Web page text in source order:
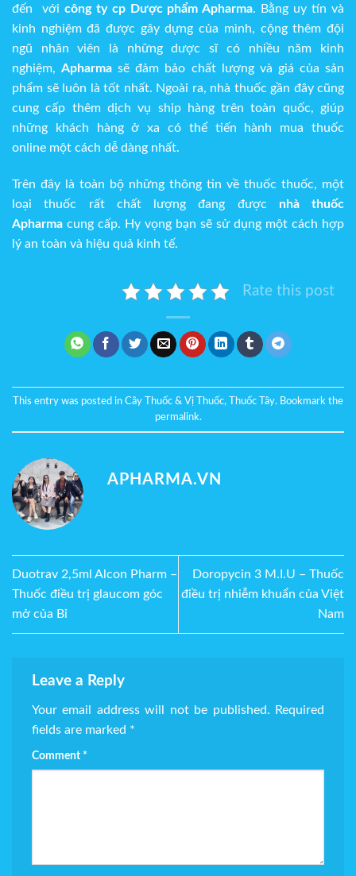
đến với công ty cp Dược phẩm Apharma. Bằng uy tín và
kinh nghiệm đã được gây dựng của mình, cộng thêm đội
ngũ nhân viên là những dược sĩ có nhiều năm kinh
nghiệm,Apharma sẽ đảm bảo chất lượng và giá của sản
phẩm sẽ luôn là tốt nhất. Ngoài ra, nhà thuốc gần đây cũng
cung cấp thêm dịch vụ ship hàng trên toàn quốc, giúp
những khách hàng ở xa có thể tiến hành mua thuốc
online một cách dễ dàng nhất.
Trên đây là toàn bộ những thông tin về thuốc thuốc, một
loại thuốc rất chất lượng đang được nhà thuốc
Apharma cung cấp. Hy vọng bạn sẽ sử dụng một cách hợp
lý an toàn và hiệu quả kinh tế.
Rate this post
This entry was posted in Cây Thuốc & Vị Thuốc, Thuốc Tây. Bookmark the
permalink.
APHARMA.VN
Duotrav 2,5ml Alcon Pharm –
Thuốc điều trị glaucom góc
mở của Bỉ
Doropycin 3 M.I.U – Thuốc
điều trị nhiễm khuẩn của Việt
Nam
Leave a Reply
Your email address will not be published.
Required
fields are marked *
Comment *